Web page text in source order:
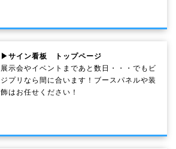
▶サイン看板 トップページ
展示会やイベントまであと数日・・・でもビ
ジプリなら間に合います！ブースパネルや装
飾はお任せください！